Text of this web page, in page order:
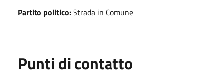
Partito politico:Strada in Comune
Punti di contatto